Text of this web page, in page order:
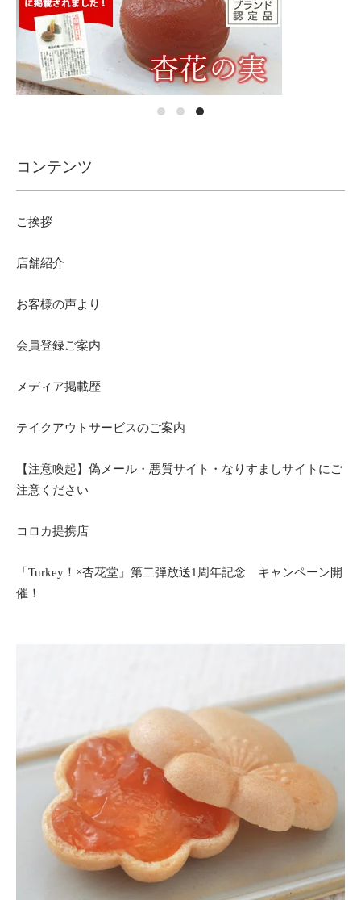
コンテンツ
ご挨拶
店舗紹介
お客様の声より
会員登録ご案内
メディア掲載歴
テイクアウトサービスのご案内
【注意喚起】偽メール・悪質サイト・なりすましサイトにご
注意ください
コロカ提携店
「Turkey！×杏花堂」第二弾放送1周年記念 キャンペーン開
催！